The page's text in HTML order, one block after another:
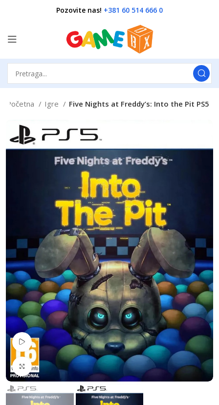
Pozovite nas! +381 60 514 666 0
Početna Igre Five Nights at Freddy’s: Into the Pit PS5
Pogledaj Video
Uvećaj sliku